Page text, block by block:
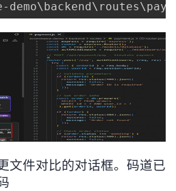
文件对比的对话框。码道已